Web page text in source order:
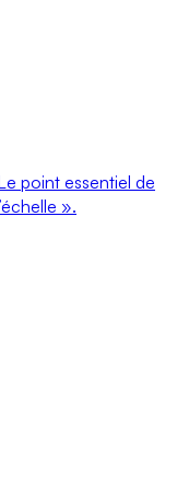
point essentiel de
».